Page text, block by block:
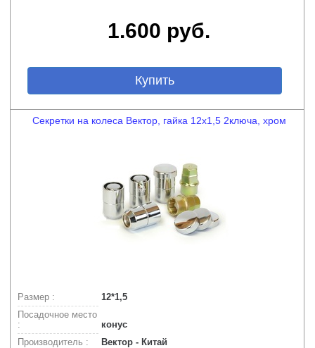
1.600 руб.
Купить
Секретки на колеса Вектор, гайка 12х1,5 2ключа, хром
Размер :
12*1,5
Посадочное место
:
конус
Производитель :
Вектор - Китай